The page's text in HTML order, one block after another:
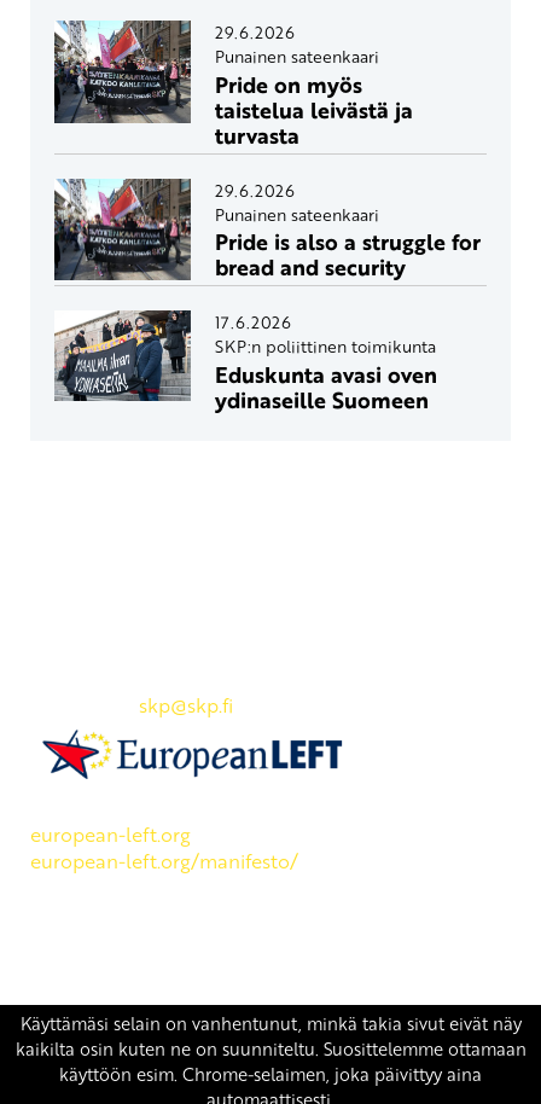
29.6.2026
Punainen sateenkaari
Pride on myös
taistelua leivästä ja
turvasta
29.6.2026
Punainen sateenkaari
Pride is also a struggle for
bread and security
17.6.2026
SKP:n poliittinen toimikunta
Eduskunta avasi oven
ydinaseille Suomeen
skp@skp.fi
european-left.org
european-left.org/manifesto/
Copyright 2026 © SKP| Tietosuojaseloste